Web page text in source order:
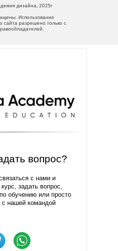
дизайна, 2025г
Использование
сайта разрешено только с
вопрос?
с нами и
задать вопрос,
обучению или просто
с нашей командой